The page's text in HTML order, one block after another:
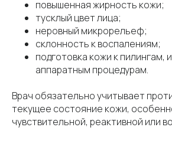
повышенная жирность кожи;
тусклый цвет лица;
неровный микрорельеф;
склонность к воспалениям;
подготовка кожи к пилингам,
аппаратным процедурам.
Врач обязательно учитывает
текущее состояние кожи,
чувствительной, реактивной или